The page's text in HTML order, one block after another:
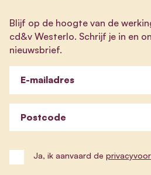
Blijf op de hoogte van de
cd&v Westerlo. Schrijf je in en
nieuwsbrief.
E-mailadres
Postcode
Ja, ik aanvaard de